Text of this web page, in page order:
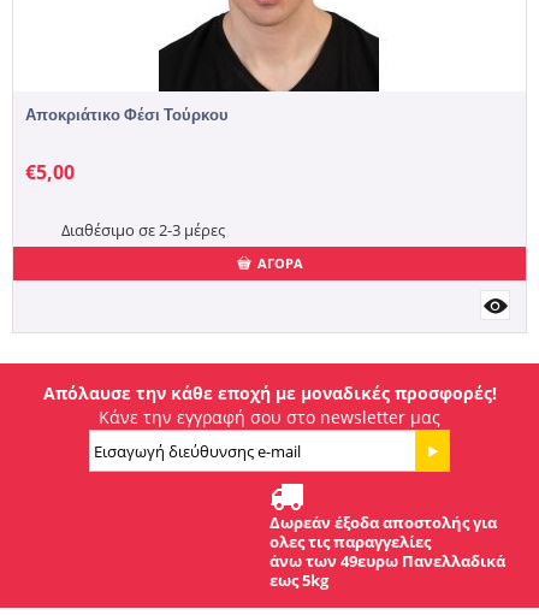
Αποκριάτικο Φέσι Τούρκου
€5,00
Διαθέσιμο σε 2-3 μέρες
ΑΓΟΡΑ
Απόλαυσε την κάθε εποχή με μοναδικές προσφορές!
Κάνε την εγγραφή σου στο newsletter μας
Δωρεάν έξοδα αποστολής για
ολες τις παραγγελίες
άνω των 49ευρω Πανελλαδικά
εως 5kg